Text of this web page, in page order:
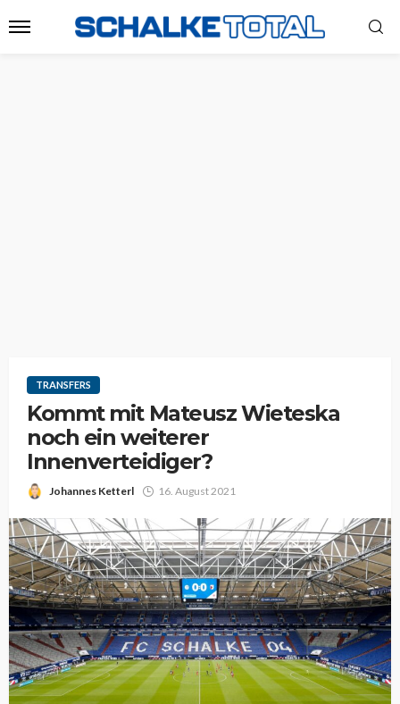
TRANSFERS
Kommt mit Mateusz Wieteska
noch ein weiterer
Innenverteidiger?
Johannes Ketterl 16. August 2021